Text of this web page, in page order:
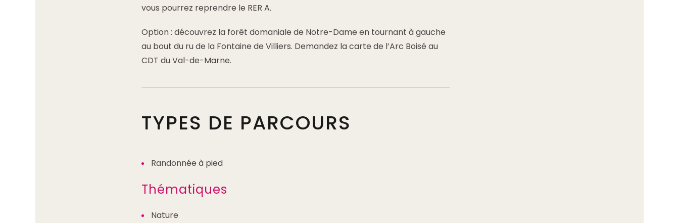
vous pourrez reprendre le RER A.
Option : découvrez la forêt domaniale de Notre-Dame en tournant à gauche
au bout du ru de la Fontaine de Villiers. Demandez la carte de l’Arc Boisé au
CDT du Val-de-Marne.
TYPES DE PARCOURS
Randonnée à pied
Thématiques
Nature